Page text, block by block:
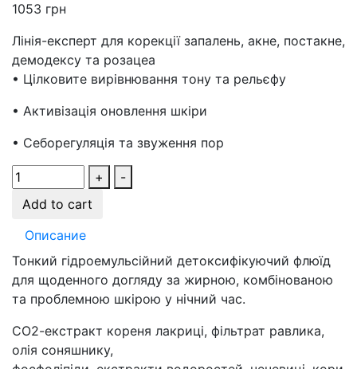
1053 грн
Лінія-експерт для корекції запалень, акне, постакне,
демодексу та розацеа
• Цілковите вирівнювання тону та рельєфу
• Активізація оновлення шкіри
• Себорегуляція та звуження пор
+
-
Add to cart
Описание
Тонкий гідроемульсійний детоксифікуючий флюїд
для щоденного догляду за жирною, комбінованою
та проблемною шкірою у нічний час.
СО2-екстракт кореня лакриці, фільтрат равлика,
олія соняшнику,